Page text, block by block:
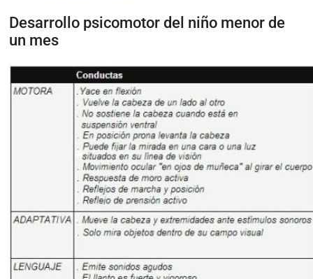
Desarrollo psicomotor del niño menor de
un mes